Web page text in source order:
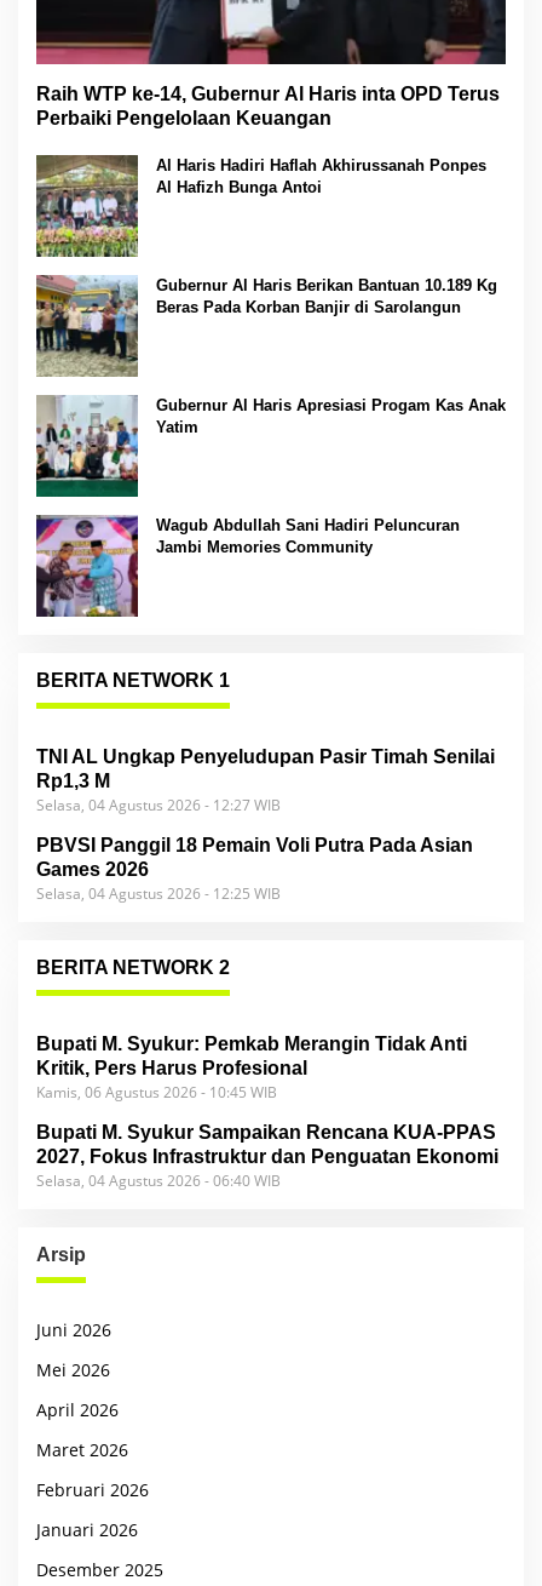
Raih WTP ke-14, Gubernur Al Haris inta OPD Terus
Perbaiki Pengelolaan Keuangan
Al Haris Hadiri Haflah Akhirussanah Ponpes
Al Hafizh Bunga Antoi
Gubernur Al Haris Berikan Bantuan 10.189 Kg
Beras Pada Korban Banjir di Sarolangun
Gubernur Al Haris Apresiasi Progam Kas Anak
Yatim
Wagub Abdullah Sani Hadiri Peluncuran
Jambi Memories Community
BERITA NETWORK 1
TNI AL Ungkap Penyeludupan Pasir Timah Senilai
Rp1,3 M
Selasa, 04 Agustus 2026 - 12:27 WIB
PBVSI Panggil 18 Pemain Voli Putra Pada Asian
Games 2026
Selasa, 04 Agustus 2026 - 12:25 WIB
BERITA NETWORK 2
Bupati M. Syukur: Pemkab Merangin Tidak Anti
Kritik, Pers Harus Profesional
Kamis, 06 Agustus 2026 - 10:45 WIB
Bupati M. Syukur Sampaikan Rencana KUA-PPAS
2027, Fokus Infrastruktur dan Penguatan Ekonomi
Selasa, 04 Agustus 2026 - 06:40 WIB
Arsip
Juni 2026
Mei 2026
April 2026
Maret 2026
Februari 2026
Januari 2026
Desember 2025